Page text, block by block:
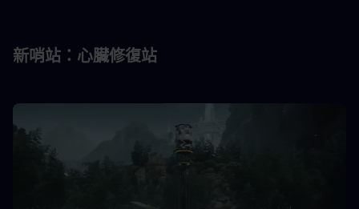
新哨站：心臟修復站